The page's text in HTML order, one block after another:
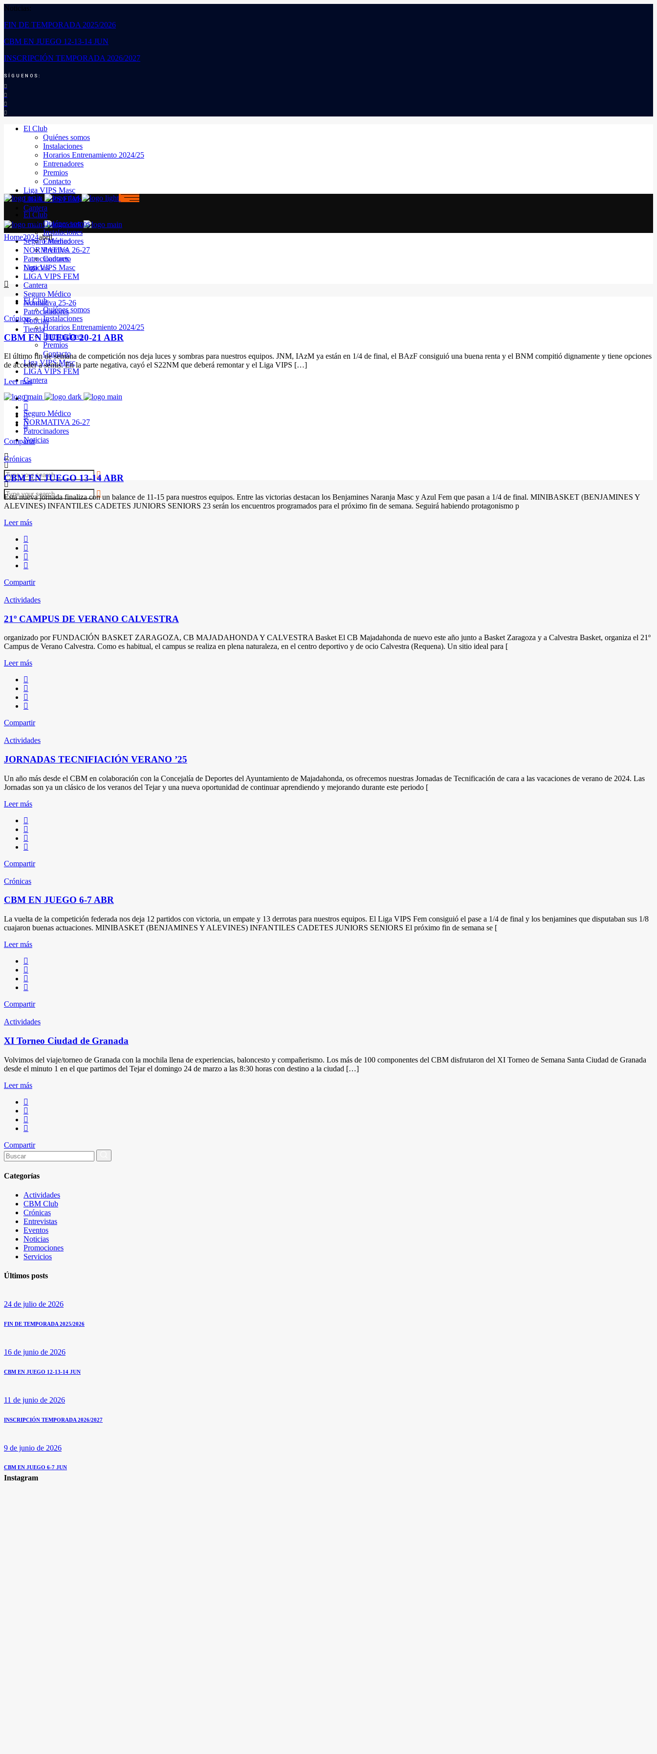
Noticias:
FIN DE TEMPORADA 2025/2026
CBM EN JUEGO 12-13-14 JUN
INSCRIPCIÓN TEMPORADA 2026/2027
SÍGUENOS:
El Club
Quiénes somos
Instalaciones
Horarios Entrenamiento 2024/25
Entrenadores
Premios
Contacto
Liga VIPS Masc
LIGA VIPS FEM
Cantera
Seguro Médico
NORMATIVA 26-27
Patrocinadores
Noticias
El Club
Quiénes somos
Instalaciones
Horarios Entrenamiento 2024/25
Entrenadores
Premios
Contacto
Liga VIPS Masc
LIGA VIPS FEM
Cantera
Seguro Médico
NORMATIVA 26-27
Patrocinadores
Noticias
El Club
Quiénes somos
Instalaciones
Entrenadores
Premios
Contacto
Liga VIPS Masc
LIGA VIPS FEM
Cantera
Seguro Médico
Normativa 25-26
Patrocinadores
Noticias
Tienda
Home2024abril
Crónicas
CBM EN JUEGO 20-21 ABR
El último fin de semana de competición nos deja luces y sombras para nuestros equipos. JNM, IAzM ya están en 1/4 de final, el BAzF consiguió una buena renta y el BNM compitió dignamente y tiene opciones
de acceder a semis. En la parte negativa, cayó el S22NM que deberá remontar y el Liga VIPS […]
Leer más
Compartir
Crónicas
CBM EN JUEGO 13-14 ABR
Esta nueva jornada finaliza con un balance de 11-15 para nuestros equipos. Entre las victorias destacan los Benjamines Naranja Masc y Azul Fem que pasan a 1/4 de final. MINIBASKET (BENJAMINES Y
ALEVINES) INFANTILES CADETES JUNIORS SENIORS 23 serán los encuentros programados para el próximo fin de semana. Seguirá habiendo protagonismo p
Leer más
Compartir
Actividades
21º CAMPUS DE VERANO CALVESTRA
organizado por FUNDACIÓN BASKET ZARAGOZA, CB MAJADAHONDA Y CALVESTRA Basket El CB Majadahonda de nuevo este año junto a Basket Zaragoza y a Calvestra Basket, organiza el 21º
Campus de Verano Calvestra. Como es habitual, el campus se realiza en plena naturaleza, en el centro deportivo y de ocio Calvestra (Requena). Un sitio ideal para [
Leer más
Compartir
Actividades
JORNADAS TECNIFIACIÓN VERANO ’25
Un año más desde el CBM en colaboración con la Concejalía de Deportes del Ayuntamiento de Majadahonda, os ofrecemos nuestras Jornadas de Tecnificación de cara a las vacaciones de verano de 2024. Las
Jornadas son ya un clásico de los veranos del Tejar y una nueva oportunidad de continuar aprendiendo y mejorando durante este periodo [
Leer más
Compartir
Crónicas
CBM EN JUEGO 6-7 ABR
La vuelta de la competición federada nos deja 12 partidos con victoria, un empate y 13 derrotas para nuestros equipos. El Liga VIPS Fem consiguió el pase a 1/4 de final y los benjamines que disputaban sus 1/8
cuajaron buenas actuaciones. MINIBASKET (BENJAMINES Y ALEVINES) INFANTILES CADETES JUNIORS SENIORS El próximo fin de semana se [
Leer más
Compartir
Actividades
XI Torneo Ciudad de Granada
Volvimos del viaje/torneo de Granada con la mochila llena de experiencias, baloncesto y compañerismo. Los más de 100 componentes del CBM disfrutaron del XI Torneo de Semana Santa Ciudad de Granada
desde el minuto 1 en el que partimos del Tejar el domingo 24 de marzo a las 8:30 horas con destino a la ciudad […]
Leer más
Compartir
Buscar
por:
Categorías
Actividades
CBM Club
Crónicas
Entrevistas
Eventos
Noticias
Promociones
Servicios
Últimos posts
24 de julio de 2026
FIN DE TEMPORADA 2025/2026
16 de junio de 2026
CBM EN JUEGO 12-13-14 JUN
11 de junio de 2026
INSCRIPCIÓN TEMPORADA 2026/2027
9 de junio de 2026
CBM EN JUEGO 6-7 JUN
Instagram